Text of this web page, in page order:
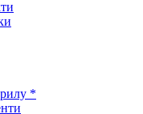
*